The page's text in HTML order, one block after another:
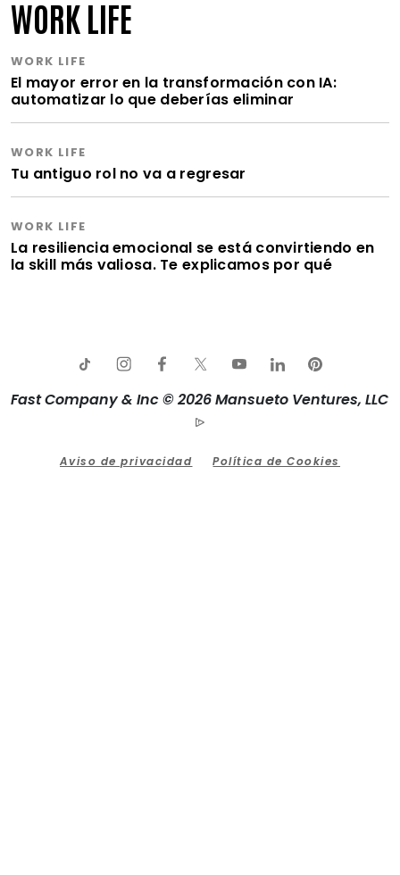
WORK LIFE
WORK LIFE
El mayor error en la transformación con IA:
automatizar lo que deberías eliminar
WORK LIFE
Tu antiguo rol no va a regresar
WORK LIFE
La resiliencia emocional se está convirtiendo en
la skill más valiosa. Te explicamos por qué
Fast Company & Inc © 2026 Mansueto Ventures, LLC
Aviso de privacidad Política de Cookies